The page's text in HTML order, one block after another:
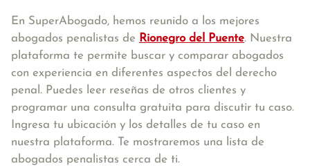
En SuperAbogado, hemos reunido a los mejores
abogados penalistas de Rionegro del Puente. Nuestra
plataforma te permite buscar y comparar abogados
con experiencia en diferentes aspectos del derecho
penal. Puedes leer reseñas de otros clientes y
programar una consulta gratuita para discutir tu caso.
Ingresa tu ubicación y los detalles de tu caso en
nuestra plataforma. Te mostraremos una lista de
abogados penalistas cerca de ti.